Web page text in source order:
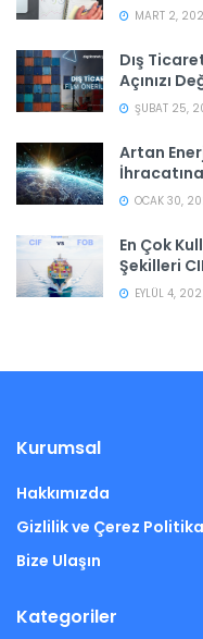
MART 2,
Dış
Açınızı
ŞUBAT 25,
Artan
OCAK 30,
En Çok
Şekilleri
EYLÜL 4,
Kurumsal
Hakkımızda
Gizlilik ve Çerez
Bize Ulaşın
Kategoriler